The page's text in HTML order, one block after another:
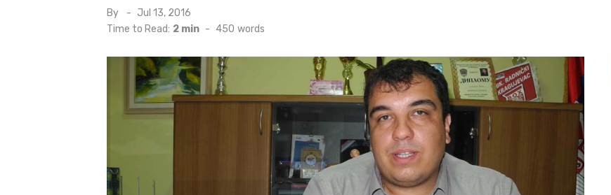
By
Posted
on
Jul 13, 2016
Time to Read: 2 min - 450 words